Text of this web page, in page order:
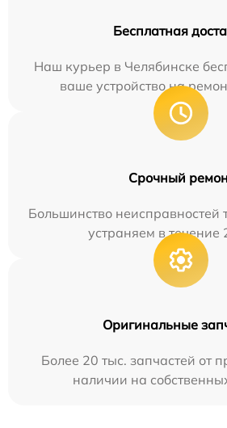
Бесплатная
Наш курьер в Челябинске
ваше устройство на
Срочный
Большинство неисправностей
устраняем в течение
Оригинальные
Более 20 тыс. запчастей от
наличии на